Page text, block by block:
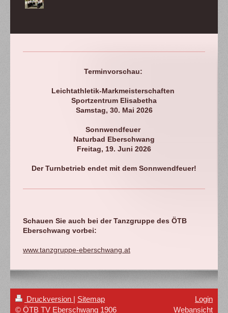
Terminvorschau:
Leichtathletik-Markmeisterschaften
Sportzentrum Elisabetha
Samstag, 30. Mai 2026
Sonnwendfeuer
Naturbad Eberschwang
Freitag, 19. Juni 2026
Der Turnbetrieb endet mit dem Sonnwendfeuer!
Schauen Sie auch bei der Tanzgruppe des ÖTB
Eberschwang vorbei:
www.tanzgruppe-eberschwang.at
Druckversion | Sitemap
© ÖTB TV Eberschwang 1906
Login
Webansicht